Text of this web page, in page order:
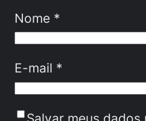
Nome *
E-mail *